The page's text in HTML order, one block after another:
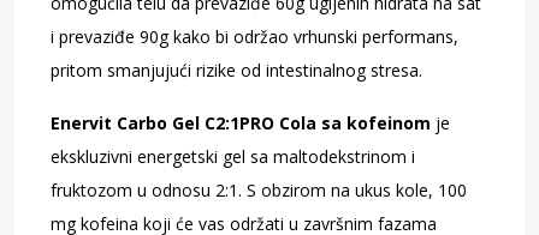
i prevaziđe 90g kako bi održao vrhunski performans,
pritom smanjujući rizike od intestinalnog stresa.
Enervit Carbo Gel C2:1PRO Cola sa kofeinom je
ekskluzivni energetski gel sa maltodekstrinom i
fruktozom u odnosu 2:1. S obzirom na ukus kole, 100
mg kofeina koji će vas održati u završnim fazama